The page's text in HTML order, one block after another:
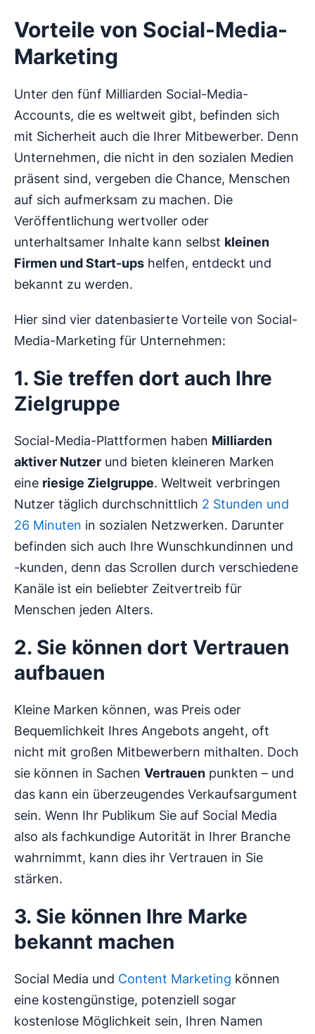
Vorteile von Social-Media-
Marketing
Unter den fünf Milliarden Social-Media-
Accounts, die es weltweit gibt, befinden sich
mit Sicherheit auch die Ihrer Mitbewerber. Denn
Unternehmen, die nicht in den sozialen Medien
präsent sind, vergeben die Chance, Menschen
auf sich aufmerksam zu machen. Die
Veröffentlichung wertvoller oder
unterhaltsamer Inhalte kann selbst kleinen
Firmen und Start-ups helfen, entdeckt und
bekannt zu werden.
Hier sind vier datenbasierte Vorteile von Social-
Media-Marketing für Unternehmen:
1. Sie treffen dort auch Ihre
Zielgruppe
Social-Media-Plattformen haben Milliarden
aktiver Nutzer und bieten kleineren Marken
eine riesige Zielgruppe. Weltweit verbringen
Nutzer täglich durchschnittlich 2 Stunden und
26 Minuten in sozialen Netzwerken. Darunter
befinden sich auch Ihre Wunschkundinnen und
-kunden, denn das Scrollen durch verschiedene
Kanäle ist ein beliebter Zeitvertreib für
Menschen jeden Alters.
2. Sie können dort Vertrauen
aufbauen
Kleine Marken können, was Preis oder
Bequemlichkeit Ihres Angebots angeht, oft
nicht mit großen Mitbewerbern mithalten. Doch
sie können in Sachen Vertrauen punkten – und
das kann ein überzeugendes Verkaufsargument
sein. Wenn Ihr Publikum Sie auf Social Media
also als fachkundige Autorität in Ihrer Branche
wahrnimmt, kann dies ihr Vertrauen in Sie
stärken.
3. Sie können Ihre Marke
bekannt machen
Social Media und Content Marketing können
eine kostengünstige, potenziell sogar
kostenlose Möglichkeit sein, Ihren Namen